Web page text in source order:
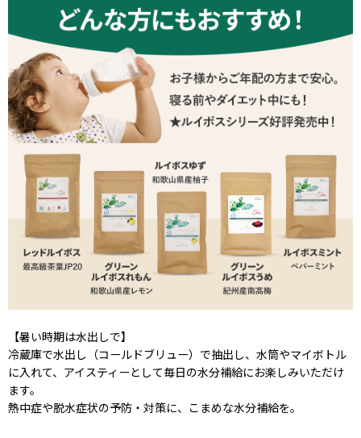
【暑い時期は水出しで】
冷蔵庫で水出し（コールドブリュー）で抽出し、水筒やマイボトル
に入れて、アイスティーとして毎日の水分補給にお楽しみいただけ
ます。
熱中症や脱水症状の予防・対策に、こまめな水分補給を。